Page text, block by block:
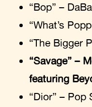
“Bop” –
“What’s
“The Bigger
“Savage” –
featuring
“Dior” – Pop